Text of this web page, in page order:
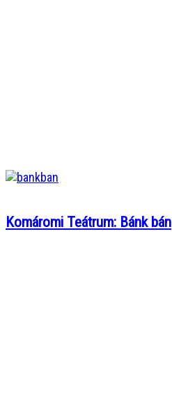
Komáromi Teátrum: Bánk bán